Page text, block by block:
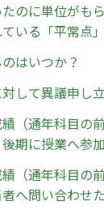
のに単位がも
いる「平常点
はいつか？
して異議申し
（通年科目の
後期に授業へ参
（通年科目の
へ問い合わせた